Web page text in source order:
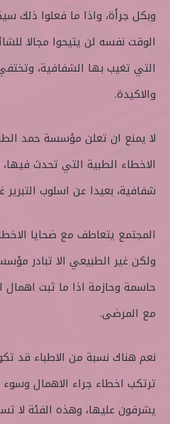
وبكل جرأة، واذا ما فعلوا ذلك
الوقت نفسه لن يتيحوا مجالا
التي تغيب بها الشفافية،
والاكيدة.
لا يمنع ان تعلن مؤسسة حمد
الاخطاء الطبية التي تحدث
شفافية، بعيدا عن اسلوب
المجتمع يتعاطف مع ضحايا
ولكن غير الطبيعي الا تبادر
حاسمة وحازمة اذا ما ثبت
مع المرضى.
نعم هناك نسبة من الاطباء قد
ترتكب اخطاء جراء الاهمال وسوء
يشرفون عليها، وهذه الفئة لا